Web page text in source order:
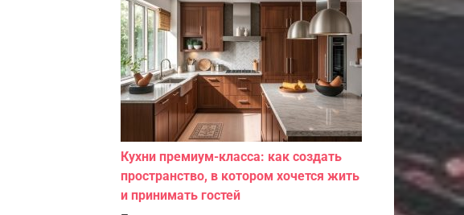
Кухни премиум-класса: как создать
пространство, в котором хочется жить
и принимать гостей